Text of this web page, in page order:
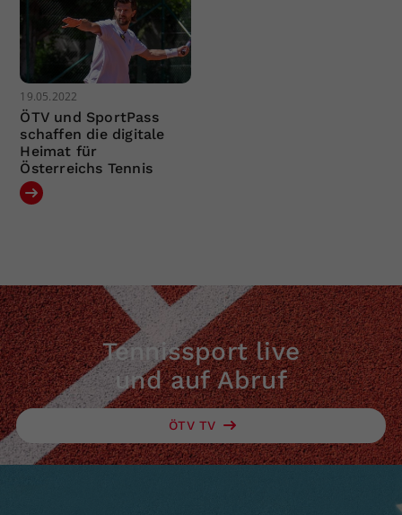
19.05.2022
ÖTV und SportPass
schaffen die digitale
Heimat für
Österreichs Tennis
Tennissport live
und auf Abruf
ÖTV TV